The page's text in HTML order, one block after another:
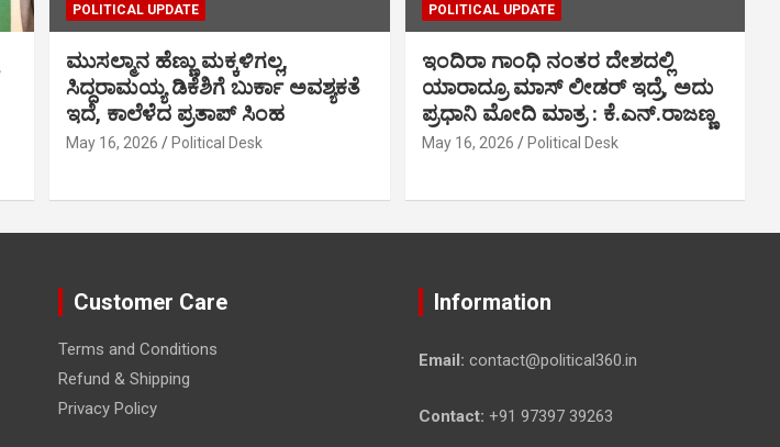
POLITICAL UPDATE
ಮುಸಲ್ಮಾನ ಹೆಣ್ಣು ಮಕ್ಕಳಿಗಲ್ಲ,
ಸಿದ್ದರಾಮಯ್ಯ ಡಿಕೆಶಿಗೆ ಬುರ್ಕಾ ಅವಶ್ಯಕತೆ
ಇದೆ, ಕಾಲೆಳೆದ ಪ್ರತಾಪ್ ಸಿಂಹ
May 16, 2026 Political Desk
POLITICAL UPDATE
ಇಂದಿರಾ ಗಾಂಧಿ ನಂತರ ದೇಶದಲ್ಲಿ
ಯಾರಾದ್ರೂ ಮಾಸ್ ಲೀಡರ್ ಇದ್ರೆ, ಅದು
ಪ್ರಧಾನಿ ಮೋದಿ ಮಾತ್ರ : ಕೆ.ಎನ್.ರಾಜಣ್ಣ
May 16, 2026 Political Desk
Customer Care
Terms and Conditions
Refund & Shipping
Privacy Policy
Information
Email: contact@political360.in
Contact: +91 97397 39263